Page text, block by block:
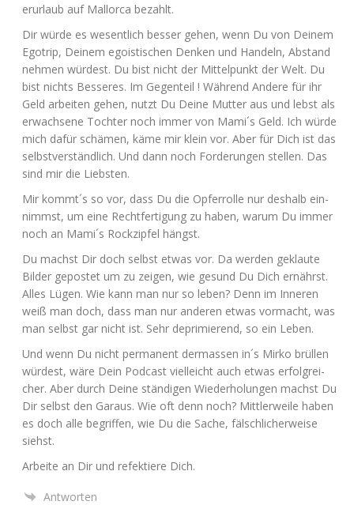
er­ur­laub auf Mal­lor­ca bezahlt.
Dir wür­de es wesent­lich bes­ser gehen, wenn Du von Dei­nem
Ego­trip, Dei­nem ego­is­ti­schen Den­ken und Han­deln, Abstand
neh­men wür­dest. Du bist nicht der Mit­tel­punkt der Welt. Du
bist nichts Bes­se­res. Im Gegen­teil ! Wäh­rend Ande­re für ihr
Geld arbei­ten gehen, nutzt Du Dei­ne Mut­ter aus und lebst als
erwach­se­ne Toch­ter noch immer von Mami´s Geld. Ich wür­de
mich dafür schä­men, käme mir klein vor. Aber für Dich ist das
selbst­ver­ständ­lich. Und dann noch For­de­run­gen stel­len. Das
sind mir die Liebsten.
Mir kommt´s so vor, dass Du die Opfer­rol­le nur des­halb ein­
nimmst, um eine Recht­fer­ti­gung zu haben, war­um Du immer
noch an Mami´s Rock­zip­fel hängst.
Du machst Dir doch selbst etwas vor. Da wer­den geklau­te
Bil­der gepos­tet um zu zei­gen, wie gesund Du Dich ernährst.
Alles Lügen. Wie kann man nur so leben? Denn im Inne­ren
weiß man doch, dass man nur ande­ren etwas vor­macht, was
man selbst gar nicht ist. Sehr depri­mie­rend, so ein Leben.
Und wenn Du nicht per­ma­nent der­mas­sen in´s Mir­ko brül­len
wür­dest, wäre Dein Pod­cast viel­leicht auch etwas erfolg­rei­
cher. Aber durch Dei­ne stän­di­gen Wie­der­ho­lun­gen machst Du
Dir selbst den Gar­aus. Wie oft denn noch? Mitt­ler­wei­le haben
es doch alle begrif­fen, wie Du die Sache, fälsch­li­cher­wei­se
siehst.
Arbei­te an Dir und refek­tie­re Dich.
Antworten